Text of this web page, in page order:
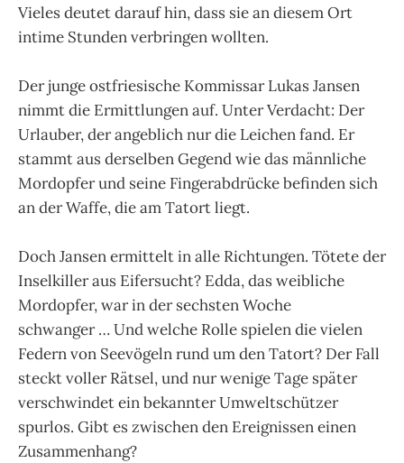
Vieles deutet darauf hin, dass sie an diesem Ort
intime Stunden verbringen wollten.
Der junge ostfriesische Kommissar Lukas Jansen
nimmt die Ermittlungen auf. Unter Verdacht: Der
Urlauber, der angeblich nur die Leichen fand. Er
stammt aus derselben Gegend wie das männliche
Mordopfer und seine Fingerabdrücke befinden sich
an der Waffe, die am Tatort liegt.
Doch Jansen ermittelt in alle Richtungen. Tötete der
Inselkiller aus Eifersucht? Edda, das weibliche
Mordopfer, war in der sechsten Woche
schwanger … Und welche Rolle spielen die vielen
Federn von Seevögeln rund um den Tatort? Der Fall
steckt voller Rätsel, und nur wenige Tage später
verschwindet ein bekannter Umweltschützer
spurlos. Gibt es zwischen den Ereignissen einen
Zusammenhang?